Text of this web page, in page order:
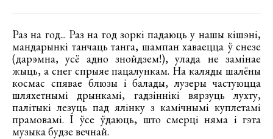
Раз на год... Раз на год зоркі падаюць у нашы кішэні,
мандарынкі танчаць танга, шампан хаваецца ў снезе
(дарэмна, усё адно знойдзем!), улада не замінае
жыць, а снег спрыяе пацалункам. На каляды шалёны
космас спявае блюзы і балады, лузеры частуюцца
шляхетнымі дрынкамі, гадзіннікі вярзуць лухту,
палітыкі лезуць пад ялінку з камічнымі куплетамі
прамовамі. І ўсе ўдаюць, што смерці няма і гэта
музыка будзе вечнай.